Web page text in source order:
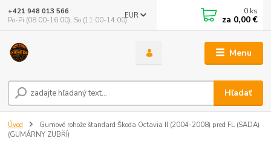
Menu
EUR
Hľadať
+421 948 013 566
Po-Pi (08:00-16:00), So (11:00-14:00)
0 ks
za 0,00 €
Úvod
Gumové rohože štandard Škoda Octavia II (2004-2008) pred FL (SADA)
(GUMÁRNY ZUBŘÍ)